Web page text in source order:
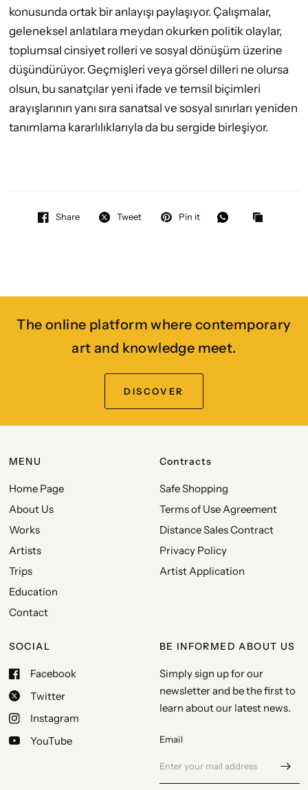
konusunda ortak bir anlayışı paylaşıyor. Çalışmalar,
geleneksel anlatılara meydan okurken politik olaylar,
toplumsal cinsiyet rolleri ve sosyal dönüşüm üzerine
düşündürüyor. Geçmişleri veya görsel dilleri ne olursa
olsun, bu sanatçılar yeni ifade ve temsil biçimleri
arayışlarının yanı sıra sanatsal ve sosyal sınırları yeniden
tanımlama kararlılıklarıyla da bu sergide birleşiyor.
Share Tweet Pin it
The online platform where contemporary
art and knowledge meet.
DISCOVER
MENU
Home Page
About Us
Works
Artists
Trips
Education
Contact
Contracts
Safe Shopping
Terms of Use Agreement
Distance Sales Contract
Privacy Policy
Artist Application
SOCIAL
Facebook
Twitter
Instagram
YouTube
BE INFORMED ABOUT US
Simply sign up for our
newsletter and be the first to
learn about our latest news.
Email